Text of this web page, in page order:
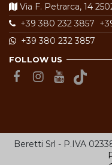
Via F. Petrarca, 14
+39 380 232 3857
+39 380 232 3857
FOLLOW US
Beretti Srl - P.IVA